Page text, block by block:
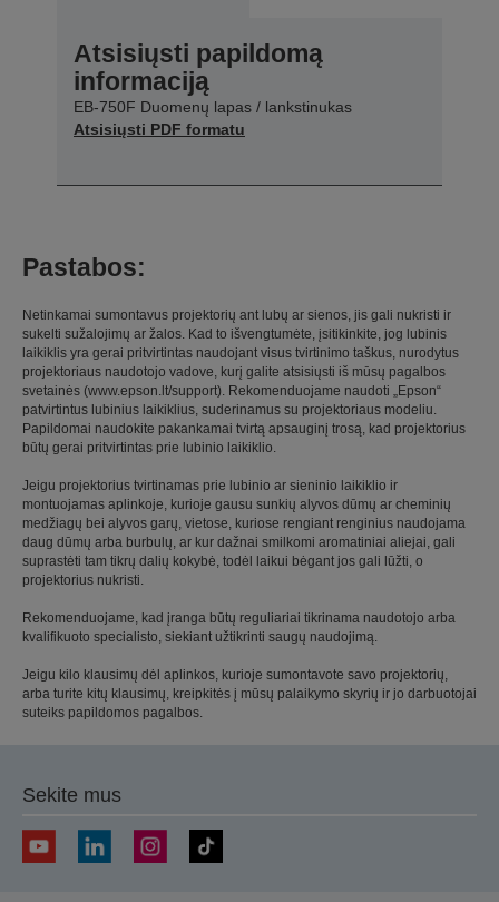
Atsisiųsti papildomą
informaciją
EB-750F Duomenų lapas / lankstinukas
Atsisiųsti PDF formatu
Pastabos:
Netinkamai sumontavus projektorių ant lubų ar sienos, jis gali nukristi ir
sukelti sužalojimų ar žalos. Kad to išvengtumėte, įsitikinkite, jog lubinis
laikiklis yra gerai pritvirtintas naudojant visus tvirtinimo taškus, nurodytus
projektoriaus naudotojo vadove, kurį galite atsisiųsti iš mūsų pagalbos
svetainės (www.epson.lt/support). Rekomenduojame naudoti „Epson“
patvirtintus lubinius laikiklius, suderinamus su projektoriaus modeliu.
Papildomai naudokite pakankamai tvirtą apsauginį trosą, kad projektorius
būtų gerai pritvirtintas prie lubinio laikiklio.
Jeigu projektorius tvirtinamas prie lubinio ar sieninio laikiklio ir
montuojamas aplinkoje, kurioje gausu sunkių alyvos dūmų ar cheminių
medžiagų bei alyvos garų, vietose, kuriose rengiant renginius naudojama
daug dūmų arba burbulų, ar kur dažnai smilkomi aromatiniai aliejai, gali
suprastėti tam tikrų dalių kokybė, todėl laikui bėgant jos gali lūžti, o
projektorius nukristi.
Rekomenduojame, kad įranga būtų reguliariai tikrinama naudotojo arba
kvalifikuoto specialisto, siekiant užtikrinti saugų naudojimą.
Jeigu kilo klausimų dėl aplinkos, kurioje sumontavote savo projektorių,
arba turite kitų klausimų, kreipkitės į mūsų palaikymo skyrių ir jo darbuotojai
suteiks papildomos pagalbos.
Sekite mus